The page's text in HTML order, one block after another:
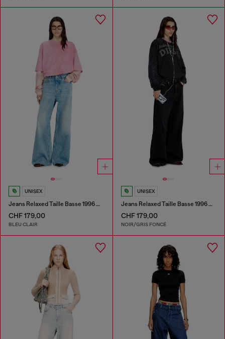
UNISEX
Jeans Relaxed Taille Basse 1996 D-Sire
CHF 179,00
BLEU CLAIR
UNISEX
Jeans Relaxed Taille Basse 1996 D-Sire
CHF 179,00
NOIR/GRIS FONCÉ